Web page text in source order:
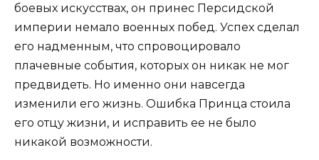
боевых искусствах, он принес Персидской
империи немало военных побед. Успех сделал
его надменным, что спровоцировало
плачевные события, которых он никак не мог
предвидеть. Но именно они навсегда
изменили его жизнь. Ошибка Принца стоила
его отцу жизни, и исправить ее не было
никакой возможности.